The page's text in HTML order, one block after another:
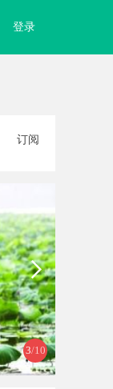
登录
订阅
3/10